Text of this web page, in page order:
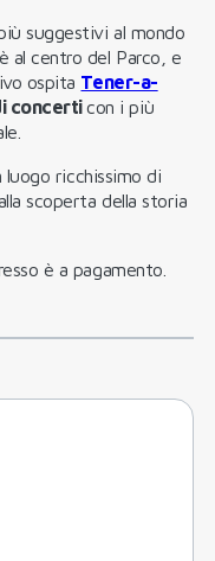
suggestivi al mondo
al centro del Parco, e
ospita Tener-a-
concerticon i più
ricchissimo di
scoperta della storia
è a pagamento.